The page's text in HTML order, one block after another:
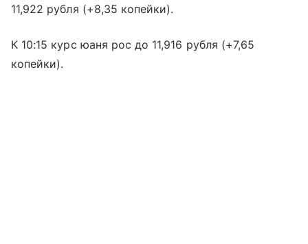
11,922 рубля (+8,35 копейки).
К 10:15 курс юаня рос до 11,916 рубля (+7,65
копейки).